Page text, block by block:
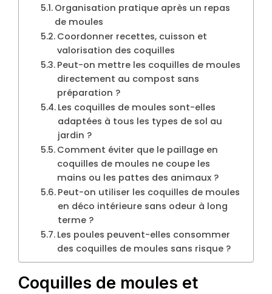
Organisation pratique après un repas
de moules
Coordonner recettes, cuisson et
valorisation des coquilles
Peut-on mettre les coquilles de moules
directement au compost sans
préparation ?
Les coquilles de moules sont-elles
adaptées à tous les types de sol au
jardin ?
Comment éviter que le paillage en
coquilles de moules ne coupe les
mains ou les pattes des animaux ?
Peut-on utiliser les coquilles de moules
en déco intérieure sans odeur à long
terme ?
Les poules peuvent-elles consommer
des coquilles de moules sans risque ?
Coquilles de moules et